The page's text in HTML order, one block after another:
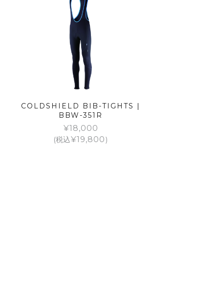
COLDSHIELD BIB-TIGHTS |
BBW-351R
¥18,000
(税込¥19,800)